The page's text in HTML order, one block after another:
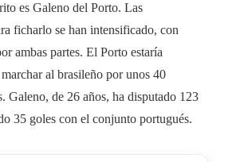
es Galeno del Porto. Las
ficharlo se han intensificado, con
ambas partes. El Porto estaría
al brasileño por unos 40
Galeno, de 26 años, ha disputado 123
35 goles con el conjunto portugués.